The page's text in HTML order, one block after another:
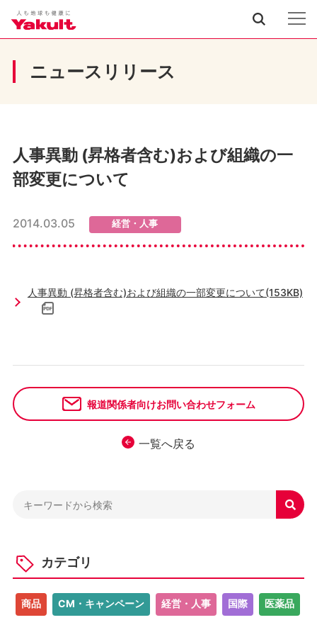
ニュースリリース
人事異動 (昇格者含む)および組織の一
部変更について
2014.03.05 経営・人事
人事異動 (昇格者含む)および組織の一部変更について(153KB)
一覧へ戻る
報道関係者向けお問い合わせフォーム

カテゴリ
商品 CM・キャンペーン 経営・人事 国際 医薬品